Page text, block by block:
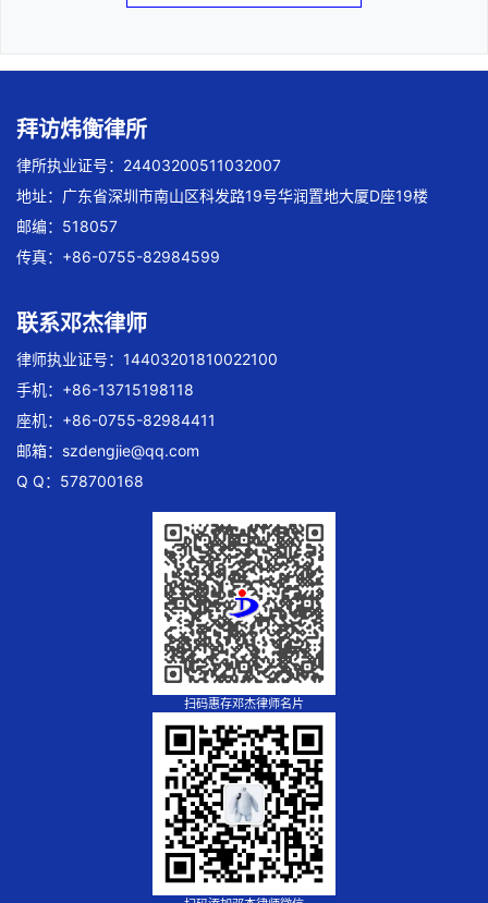
拜访炜衡律所
律所执业证号：24403200511032007
地址：广东省深圳市南山区科发路19号华润置地大厦D座19楼
邮编：518057
传真：+86-0755-82984599
联系邓杰律师
律师执业证号：14403201810022100
手机：+86-13715198118
座机：+86-0755-82984411
邮箱： szdengjie@qq.com
Q Q：578700168
扫码惠存邓杰律师名片